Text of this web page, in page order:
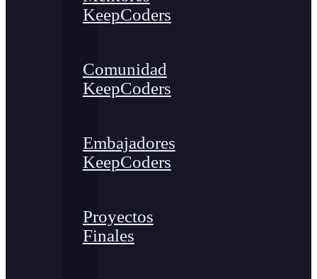
KeepCoders
Comunidad
KeepCoders
Embajadores
KeepCoders
Proyectos
Finales